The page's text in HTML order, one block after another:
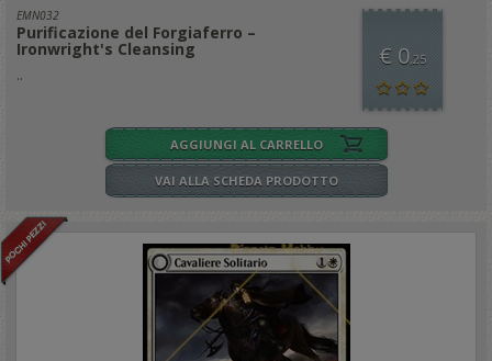
EMN032
Purificazione del Forgiaferro –
Ironwright's Cleansing
..
€ 0,25
AGGIUNGI AL CARRELLO
VAI ALLA SCHEDA PRODOTTO